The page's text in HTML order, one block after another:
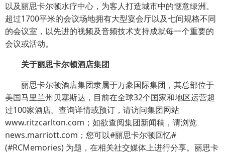
以及丽思卡尔顿水疗中心，为客人打造城市中的惬意绿洲。
超过1700平米的会议场地拥有大型宴会厅以及七间规格不同
的会议室，以先进的视频及音频技术支持成就每一个重要的
会议或活动。
关于丽思卡尔顿酒店集团
丽思卡尔顿酒店集团隶属于万豪国际集团，其总部位于
美国马里兰州贝塞斯达，目前在全球32个国家和地区运营超
过100家酒店。查询详情或预订，请访问集团网站
www.ritzcarlton.com；如欲查阅集团新闻稿，请浏览
news.marriott.com；您可以#丽思卡尔顿回忆#
(#RCMemories) 为题，在相关社交媒体上进行分享。丽思卡